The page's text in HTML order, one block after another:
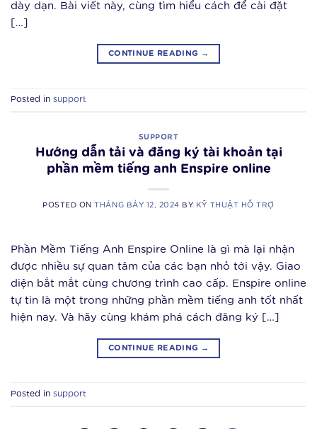
dày dạn. Bài viết này, cùng tìm hiểu cách để cài đặt
[…]
CONTINUE READING →
Posted in support
SUPPORT
Hướng dẫn tải và đăng ký tài khoản tại
phần mềm tiếng anh Enspire online
POSTED ONTHÁNG BẢY 12, 2024 BY KỸ THUẬT HỖ TRỢ
Phần Mềm Tiếng Anh Enspire Online là gì mà lại nhận
được nhiều sự quan tâm của các bạn nhỏ tới vậy. Giao
diện bắt mắt cùng chương trình cao cấp. Enspire online
tự tin là một trong những phần mềm tiếng anh tốt nhất
hiện nay. Và hãy cùng khám phá cách đăng ký […]
CONTINUE READING →
Posted in support